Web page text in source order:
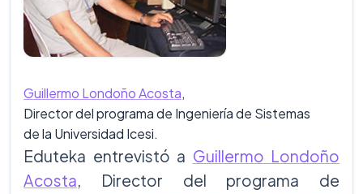
Guillermo Londoño Acosta,
Director del programa de Ingeniería de Sistemas
de la Universidad Icesi.
Eduteka entrevistó a Guillermo Londoño
Acosta, Director del programa de